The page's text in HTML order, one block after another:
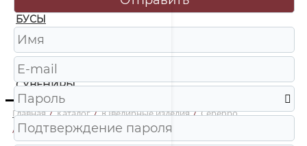
БУСЫ
ЧАСЫ
ШКАТУЛКИ
СУВЕНИРЫ
Главная / Каталог / Ювелирные изделия / Серебро
/
920022114AA Кольцо Ag 925